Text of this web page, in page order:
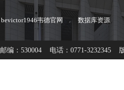
bevictor1946韦德官网 数据库资源
邮编：530004 电话：0771-3232345